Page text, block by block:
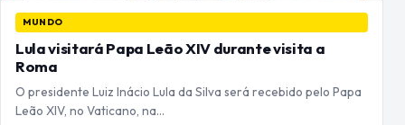
MUNDO
Lula visitará Papa Leão XIV durante visita a
Roma
O presidente Luiz Inácio Lula da Silva será recebido pelo Papa
Leão XIV, no Vaticano, na…